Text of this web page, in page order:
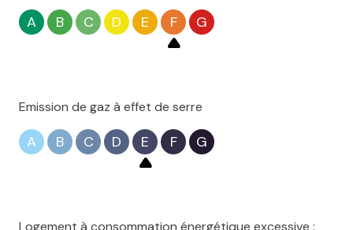
(honoraires charge vendeur)
pour le compte de l'agence La Pépite Immobilier. Les
informations sur les risques auxquels ce bien est
exposé sont disponibles sur le site
www.georisques.gouv.fr.
A B C D E F G
Emission de gaz à effet de serre
A B C D E F G
Logement à consommation énergétique excessive :